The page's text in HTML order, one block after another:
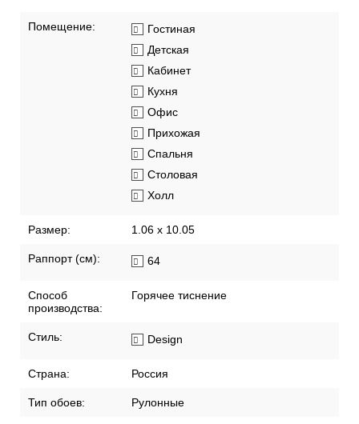
Помещение:
Гостиная
Детская
Кабинет
Кухня
Офис
Прихожая
Спальня
Столовая
Холл
Размер: 1.06 x 10.05
Раппорт (см): 64
Способ
производства:
Горячее тиснение
Стиль: Design
Страна: Россия
Тип обоев: Рулонные